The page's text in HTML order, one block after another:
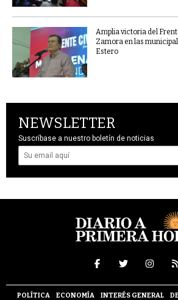
Amplia victoria del
Zamora en las
Estero
NEWSLETTER
Suscríbase a nuestro boletín de noticias
POLÍTICA ECONOMÍA INTERÉS GENERAL